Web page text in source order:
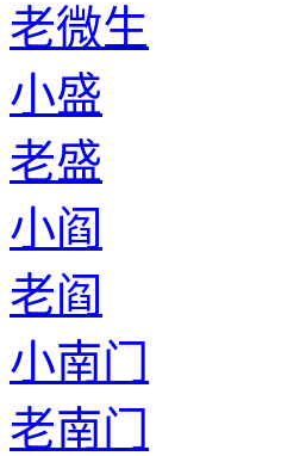
老微生
小盛
老盛
小阎
老阎
小南门
老南门